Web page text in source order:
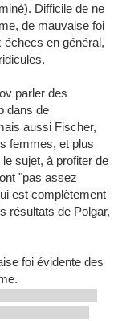
Difficile de ne
de mauvaise foi
en général,
parler des
dans de
aussi Fischer,
femmes, et plus
sujet, à profiter de
"pas assez
est complètement
résultats de Polgar,
foi évidente des